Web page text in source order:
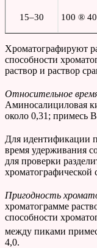
15–30 100 ® 40
Хроматографируют
способности
раствор и раствор
Относительное
Аминосалициловая
около 0,31; примесь
Для идентификации
время удерживания
для проверки
хроматографической
Пригодность
хроматограмме
способности
между пиками
4,0.